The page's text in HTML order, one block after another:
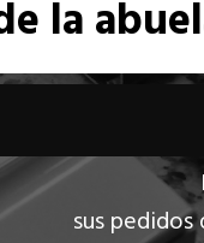
la
sus